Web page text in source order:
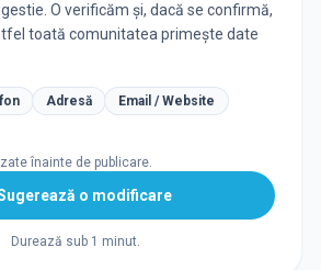
O verificăm și, dacă se confirmă,
toată comunitatea primește date
Adresă
Email / Website
înainte de publicare.
o modificare
Durează sub 1 minut.